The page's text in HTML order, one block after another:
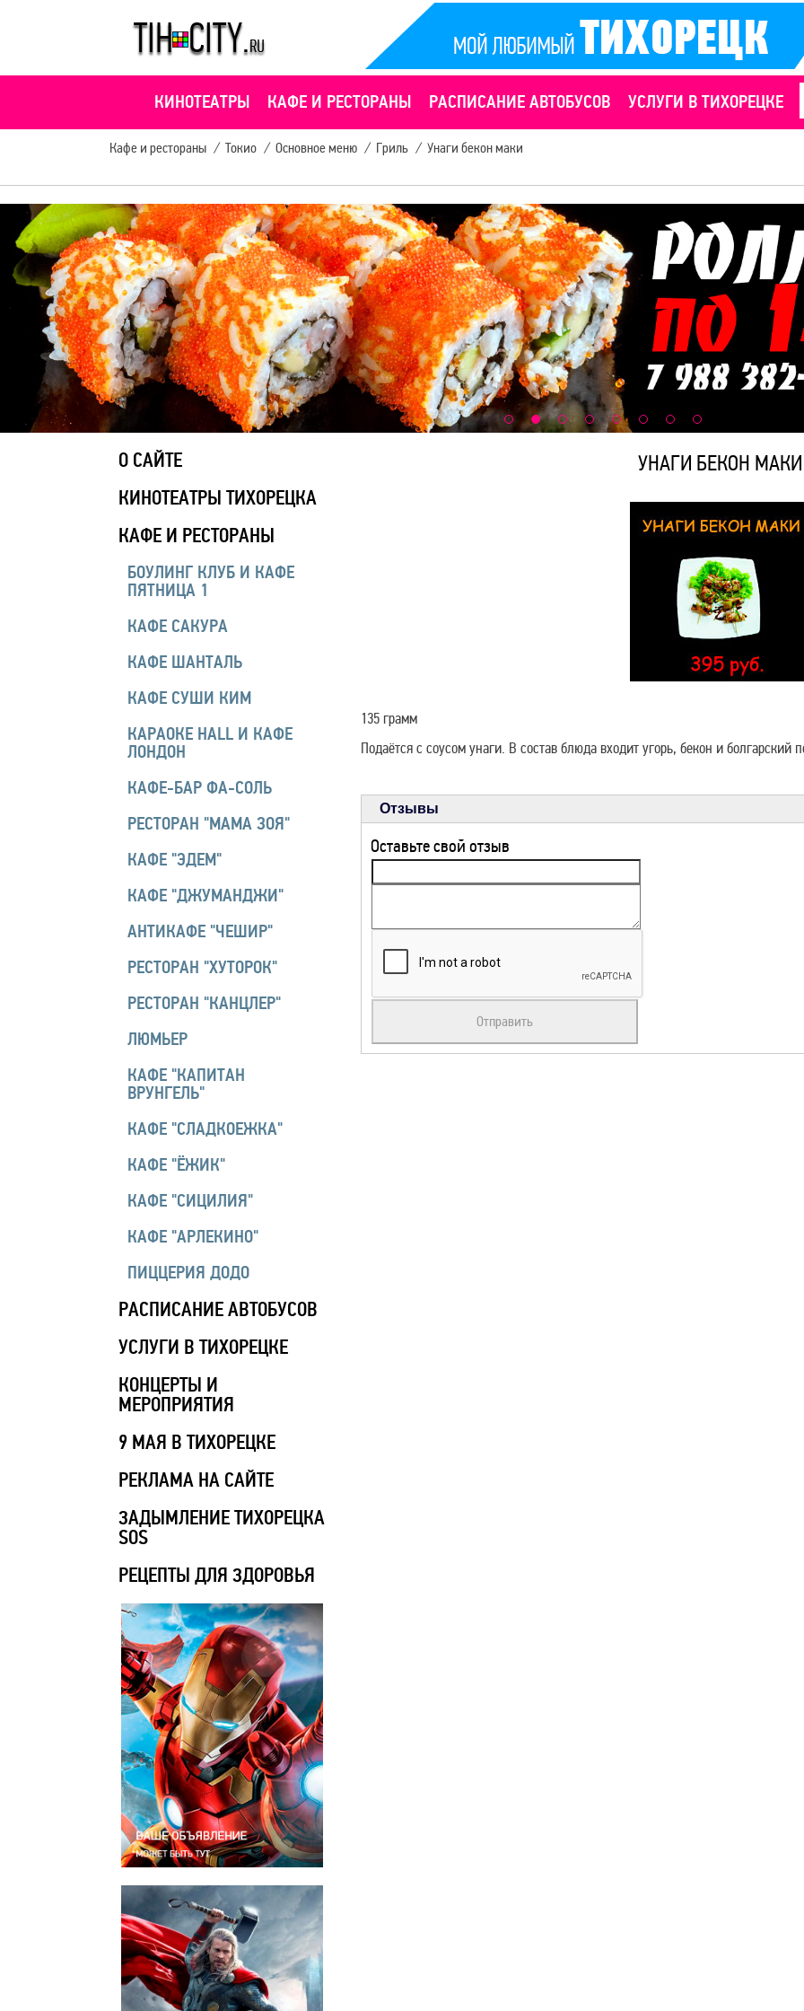
КИНОТЕАТРЫ КАФЕ И РЕСТОРАНЫ РАСПИСАНИЕ АВТОБУСОВ УСЛУГИ В ТИХОРЕЦКЕ
Кафе и рестораны / Токио / Основное меню / Гриль / Унаги бекон маки
О САЙТЕ
КИНОТЕАТРЫ ТИХОРЕЦКА
КАФЕ И РЕСТОРАНЫ
БОУЛИНГ КЛУБ И КАФЕ
ПЯТНИЦА 1
КАФЕ САКУРА
КАФЕ ШАНТАЛЬ
КАФЕ СУШИ КИМ
КАРАОКЕ HALL И КАФЕ
ЛОНДОН
КАФЕ-БАР ФА-СОЛЬ
РЕСТОРАН "МАМА ЗОЯ"
КАФЕ "ЭДЕМ"
КАФЕ "ДЖУМАНДЖИ"
АНТИКАФЕ "ЧЕШИР"
РЕСТОРАН "ХУТОРОК"
РЕСТОРАН "КАНЦЛЕР"
ЛЮМЬЕР
КАФЕ "КАПИТАН
ВРУНГЕЛЬ"
КАФЕ "СЛАДКОЕЖКА"
КАФЕ "ЁЖИК"
КАФЕ "СИЦИЛИЯ"
КАФЕ "АРЛЕКИНО"
ПИЦЦЕРИЯ ДОДО
РАСПИСАНИЕ АВТОБУСОВ
УСЛУГИ В ТИХОРЕЦКЕ
КОНЦЕРТЫ И
МЕРОПРИЯТИЯ
9 МАЯ В ТИХОРЕЦКЕ
РЕКЛАМА НА САЙТЕ
ЗАДЫМЛЕНИЕ ТИХОРЕЦКА
SOS
РЕЦЕПТЫ ДЛЯ ЗДОРОВЬЯ
УНАГИ БЕКОН МАКИ
135 грамм
Подаётся с соусом унаги. В состав блюда входит угорь, бекон и болгарский
Отзывы
Оставьте свой отзыв